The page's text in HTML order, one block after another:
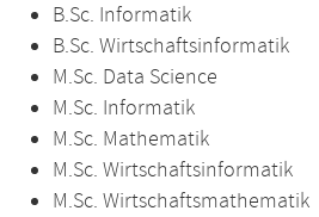
B.Sc. Informatik
B.Sc. Wirtschaftsinformatik
M.Sc. Data Science
M.Sc. Informatik
M.Sc. Mathematik
M.Sc. Wirtschaftsinformatik
M.Sc. Wirtschaftsmathematik